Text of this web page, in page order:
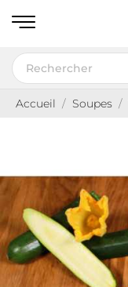
Accueil Soupes